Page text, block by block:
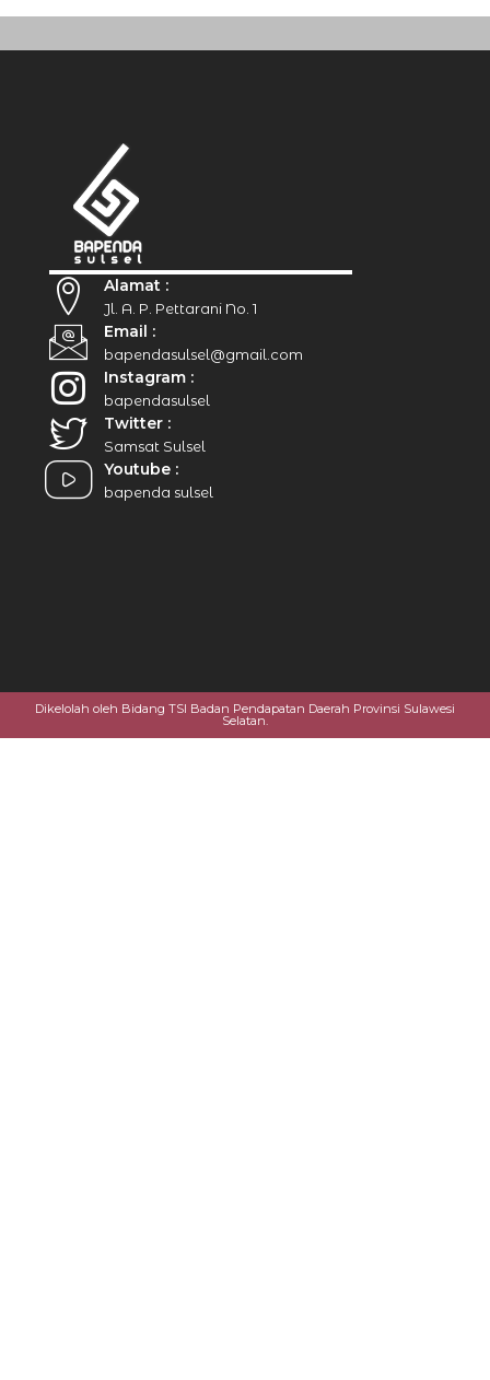
Alamat :
Jl. A. P. Pettarani No. 1
Email :
bapendasulsel@gmail.com
Instagram :
bapendasulsel
Twitter :
Samsat Sulsel
Youtube :
bapenda sulsel
Dikelolah oleh Bidang TSI Badan Pendapatan Daerah Provinsi Sulawesi
Selatan.